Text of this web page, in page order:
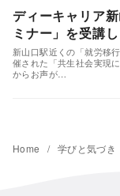
ディーキャリア
ミナー」を受講
新山口駅近くの「就労移
催された「共生社会実現
からお声が…
Home 学びと気づき